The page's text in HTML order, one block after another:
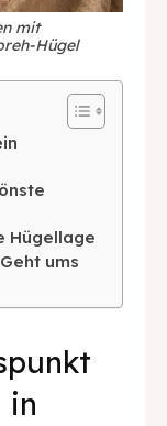
mit
Hügel
Hügellage
ums
in